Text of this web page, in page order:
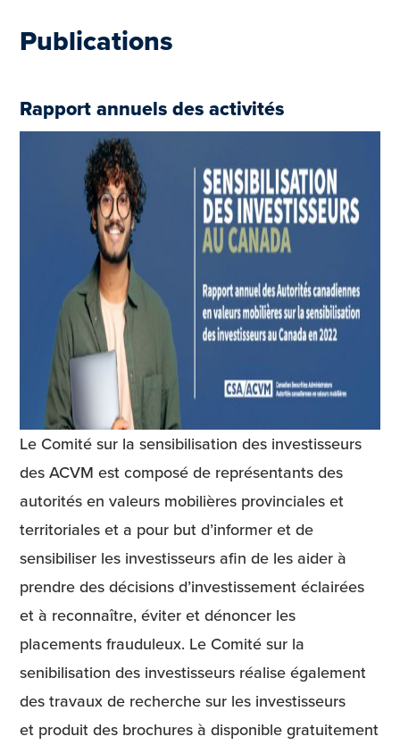
Publications
Rapport annuels des activités
Le Comité sur la sensibilisation des investisseurs
des ACVM est composé de représentants des
autorités en valeurs mobilières provinciales et
territoriales et a pour but d’informer et de
sensibiliser les investisseurs afin de les aider à
prendre des décisions d’investissement éclairées
et à reconnaître, éviter et dénoncer les
placements frauduleux. Le Comité sur la
senibilisation des investisseurs réalise également
des travaux de recherche sur les investisseurs
et produit des brochures à disponible gratuitement